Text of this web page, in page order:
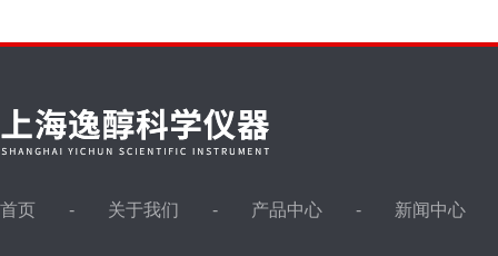
首页 关于我们 产品中心 新闻中心